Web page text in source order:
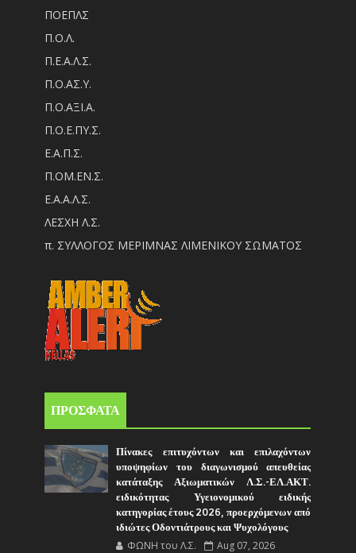
ΠΟΕΠΛΣ
Π.Ο.Λ.
Π.Ε.Α.Λ.Σ.
Π.Ο.ΑΣ.Υ.
Π.Ο.ΑΞΙ.Α.
Π.Ο.Ε.ΠΥ.Σ.
Ε.Α.Π.Σ.
Π.ΟM.EN.Σ.
Ε.Α.Α.Λ.Σ.
ΛΕΣΧΗ Λ.Σ.
π. ΣΥΛΛΟΓΟΣ ΜΕΡΙΜΝΑΣ ΛΙΜΕΝΙΚΟΥ ΣΩΜΑΤΟΣ
ΠΡΟΣΦΑΤΑ
Πίνακες επιτυχόντων και επιλαχόντων
υποψηφίων του διαγωνισμού απευθείας
κατάταξης Αξιωματικών Λ.Σ.-ΕΛ.ΑΚΤ.
ειδικότητας Υγειονομικού ειδικής
κατηγορίας έτους 2026, προερχόμενων από
ιδιώτες Οδοντιάτρους και Ψυχολόγους
ΦΩΝΗ του Λ.Σ. Aug 07, 2026